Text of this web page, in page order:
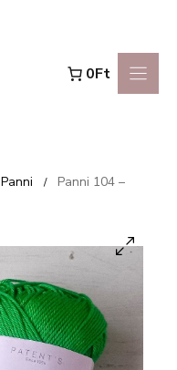
0Ft
Panni /
Panni 104 –